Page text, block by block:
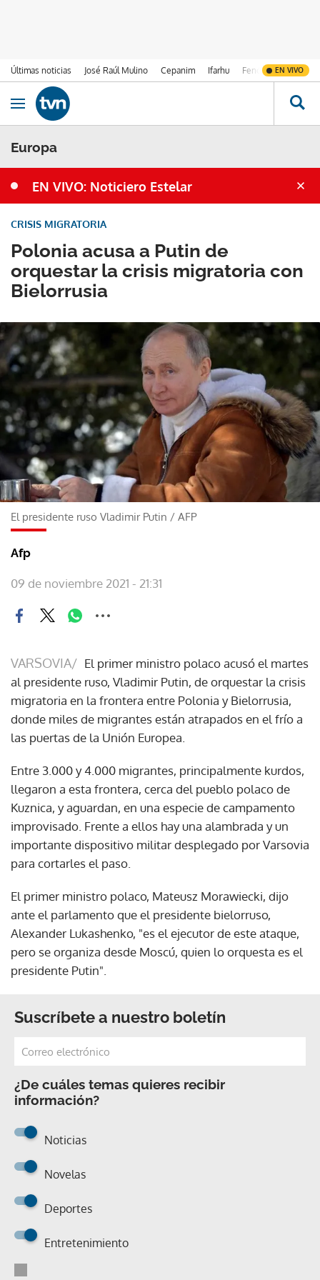
Últimas noticias José Raúl Mulino Cepanim Ifarhu Fenómeno de El
EN VIVO
Ir al contenido
Obrir navegació
Europa
EN VIVO: Noticiero Estelar
Polonia acusa a Putin de
orquestar la crisis migratoria con
Bielorrusia
CRISIS MIGRATORIA
El presidente ruso Vladimir Putin / AFP
Afp
09 de noviembre 2021 - 21:31
VARSOVIA/ El primer ministro polaco acusó el martes
al presidente ruso, Vladimir Putin, de orquestar la crisis
migratoria en la frontera entre Polonia y Bielorrusia,
donde miles de migrantes están atrapados en el frío a
las puertas de la Unión Europea.
Entre 3.000 y 4.000 migrantes, principalmente kurdos,
llegaron a esta frontera, cerca del pueblo polaco de
Kuznica, y aguardan, en una especie de campamento
improvisado. Frente a ellos hay una alambrada y un
importante dispositivo militar desplegado por Varsovia
para cortarles el paso.
El primer ministro polaco, Mateusz Morawiecki, dijo
ante el parlamento que el presidente bielorruso,
Alexander Lukashenko, "es el ejecutor de este ataque,
pero se organiza desde Moscú, quien lo orquesta es el
presidente Putin".
Suscríbete a nuestro boletín
¿De cuáles temas quieres recibir
información?
Noticias
Novelas
Deportes
Entretenimiento